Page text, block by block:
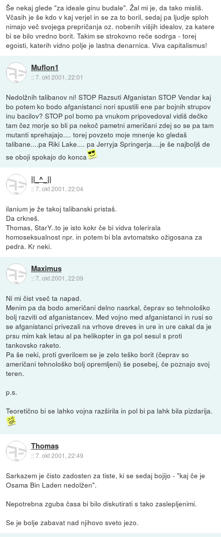
Še nekaj glede "za ideale ginu budale". Žal mi je, da tako misliš.
Včasih je še kdo v kaj verjel in se za to boril, sedaj pa ljudje sploh
nimajo več svojega prepričanja oz. nobenih višjih idealov, za katere
bi se bilo vredno borit. Takim se strokovno reče sodrga - torej
egoisti, katerih vidno polje je lastna denarnica. Viva capitalismus!
Muflon1
::7. okt 2001, 22:01
Nedolžnih talibanov ni! STOP Razsuti Afganistan STOP Vendar kaj
bo potem ko bodo afganistanci nori spustili ene par bojnih strupov
inu bacilov? STOP pol bomo pa vnukom pripovedoval vidiš dečko
tam čez morje so bli pa nekoč pametni američani zdej so se pa tam
mutanti sprehajajo.... torej povzeto moje mnenje ko gledaš
talibane....pa Riki Lake.... pa Jerryja Springerja....je še najboljš de
se oboji spokajo do konca
||_^_||
::7. okt 2001, 22:04
ilanium je že takoj talibanski pristaš.
Da crkneš.
Thomas, StarY..to je isto kokr če bi vidva tolerirala
homoseksualnost npr. in potem bi bla avtomatsko ožigosana za
pedra. Kr neki.
Maximus
::7. okt 2001, 22:09
Ni mi čist vseč ta napad.
Menim pa da bodo američani delno nasrkal, čeprav so tehnološko
bolj razviti od afganistancev. Med vojno med afganistanci in rusi so
se afganistanci privezali na vrhove dreves in ure in ure cakal da je
prsu mim kak letau al pa helikopter in ga pol sesul s proti
tankovsko raketo.
Pa še neki, proti gverilcem se je zelo teško borit (čeprav so
američani tehnološko bolj opremljeni) še posebej, če poznajo svoj
teren.
p.s.
Teoretično bi se lahko vojna razširila in pol bi pa lahk bila pizdarija.
Thomas
::7. okt 2001, 22:49
Sarkazem je čisto zadosten za tiste, ki se sedaj bojijo - "kaj če je
Osama Bin Laden nedolžen".
Nepotrebna zguba časa bi bilo diskutirati s tako zaslepljenimi.
Se je bolje zabavat nad njihovo sveto jezo.